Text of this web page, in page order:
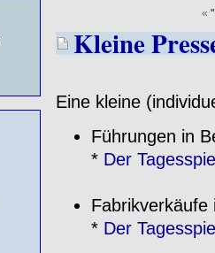
«
Kleine
Eine kleine
Führungen in
* Der
Fabrikverkäufe
* Der